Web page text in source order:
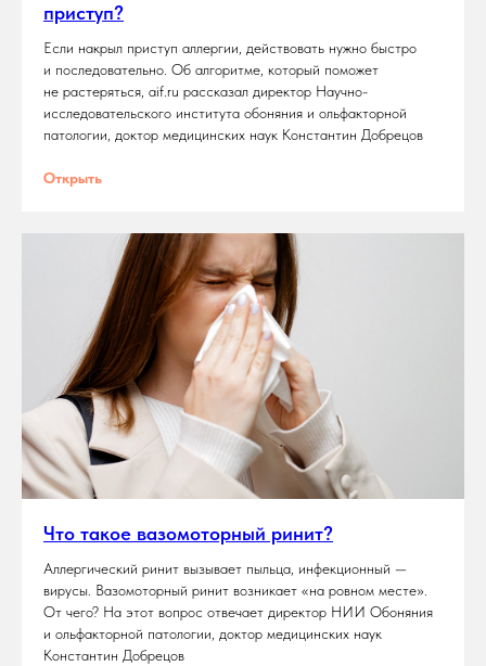
приступ?
Если накрыл приступ аллергии, действовать нужно быстро
и последовательно. Об алгоритме, который поможет
не растеряться, aif.ru рассказал директор Научно-
исследовательского института обоняния и ольфакторной
патологии, доктор медицинских наук Константин Добрецов
Открыть
Что такое вазомоторный ринит?
Аллергический ринит вызывает пыльца, инфекционный —
вирусы. Вазомоторный ринит возникает «на ровном месте».
От чего? На этот вопрос отвечает директор НИИ Обоняния
и ольфакторной патологии, доктор медицинских наук
Константин Добрецов